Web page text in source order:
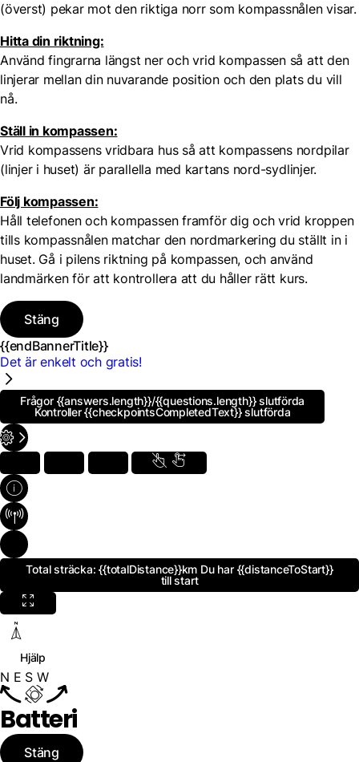
(överst) pekar mot den riktiga norr som kompassnålen visar.
Hitta din riktning:
Använd fingrarna längst ner och vrid kompassen så att den
linjerar mellan din nuvarande position och den plats du vill
nå.
Ställ in kompassen:
Vrid kompassens vridbara hus så att kompassens nordpilar
(linjer i huset) är parallella med kartans nord-sydlinjer.
Följ kompassen:
Håll telefonen och kompassen framför dig och vrid kroppen
tills kompassnålen matchar den nordmarkering du ställt in i
huset. Gå i pilens riktning på kompassen, och använd
landmärken för att kontrollera att du håller rätt kurs.
Stäng
{{endBannerTitle}}
Det är enkelt och gratis!
Frågor {{answers.length}}/{{questions.length}} slutförda
Kontroller {{checkpointsCompletedText}} slutförda
Total sträcka:{{totalDistance}}km Du har {{distanceToStart}}
till start
Hjälp
N E S W
Batteri
Stäng